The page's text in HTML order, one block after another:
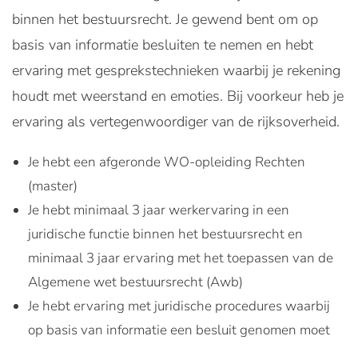
binnen het bestuursrecht. Je gewend bent om op
basis van informatie besluiten te nemen en hebt
ervaring met gesprekstechnieken waarbij je rekening
houdt met weerstand en emoties. Bij voorkeur heb je
ervaring als vertegenwoordiger van de rijksoverheid.
Je hebt een afgeronde WO-opleiding Rechten
(master)
Je hebt minimaal 3 jaar werkervaring in een
juridische functie binnen het bestuursrecht en
minimaal 3 jaar ervaring met het toepassen van de
Algemene wet bestuursrecht (Awb)
Je hebt ervaring met juridische procedures waarbij
op basis van informatie een besluit genomen moet